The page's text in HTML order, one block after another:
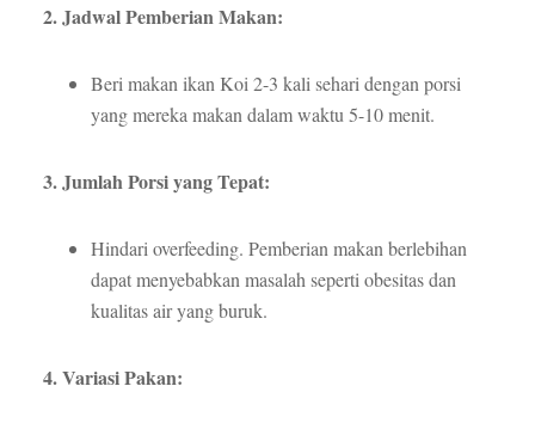
2. Jadwal Pemberian Makan:
Beri makan ikan Koi 2-3 kali sehari dengan porsi
yang mereka makan dalam waktu 5-10 menit.
3. Jumlah Porsi yang Tepat:
Hindari overfeeding. Pemberian makan berlebihan
dapat menyebabkan masalah seperti obesitas dan
kualitas air yang buruk.
4. Variasi Pakan: